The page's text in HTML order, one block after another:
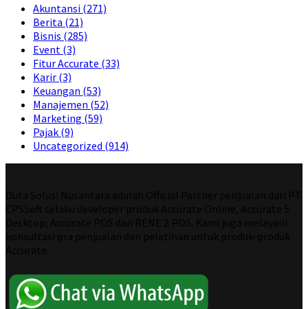
Akuntansi (271)
Berita (21)
Bisnis (285)
Event (3)
Fitur Accurate (33)
Karir (3)
Keuangan (53)
Manajemen (52)
Marketing (59)
Pajak (9)
Uncategorized (914)